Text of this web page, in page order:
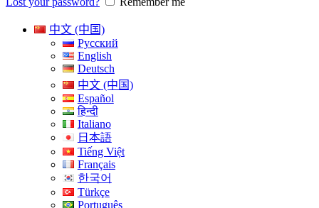
中文 (中国)
Русский
English
Deutsch
中文 (中国)
Español
हिन्दी
Italiano
日本語
Tiếng Việt
Français
한국어
Türkçe
Português